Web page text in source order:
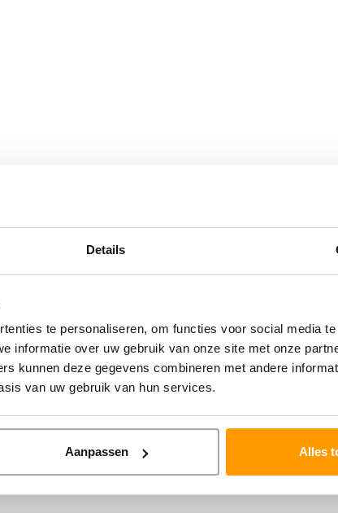
Details
te personaliseren, om functies voor social media
informatie over uw gebruik van onze site met onze
kunnen deze gegevens combineren met andere
van uw gebruik van hun services.
Aanpassen Alles